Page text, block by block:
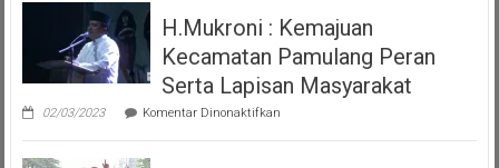
Alun
Kecamatan
Pamulang
Tangerang
Selatan
H.Mukroni : Kemajuan
Kecamatan Pamulang Peran
Serta Lapisan Masyarakat
02/03/2023 Komentar Dinonaktifkanpada
: